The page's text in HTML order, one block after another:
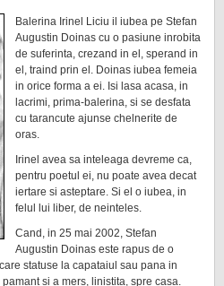
Balerina Irinel Liciu il iubea pe Stefan
Augustin Doinas cu o pasiune inrobita
de suferinta, crezand in el, sperand in
el, traind prin el. Doinas iubea femeia
in orice forma a ei. Isi lasa acasa, in
lacrimi, prima-balerina, si se desfata
cu tarancute ajunse chelnerite de
oras.
Irinel avea sa inteleaga devreme ca,
pentru poetul ei, nu poate avea decat
iertare si asteptare. Si el o iubea, in
felul lui liber, de neinteles.
Cand, in 25 mai 2002, Stefan
Augustin Doinas este rapus de o
statuse la capataiul sau pana in
si a mers, linistita, spre casa.